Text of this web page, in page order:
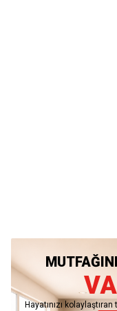
Hayatınızı